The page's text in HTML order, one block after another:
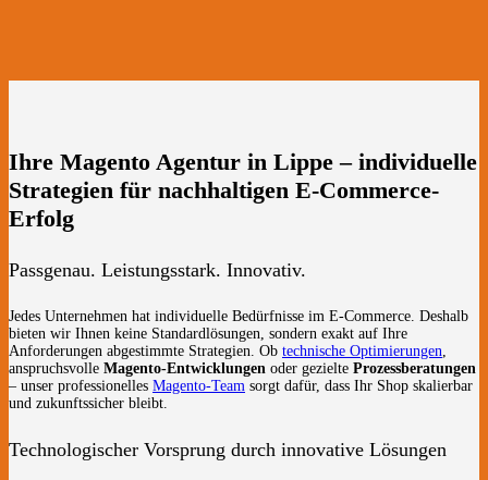
Ihre Magento Agentur in Lippe – individuelle
Strategien für nachhaltigen E-Commerce-
Erfolg
Passgenau. Leistungsstark. Innovativ.
Jedes Unternehmen hat individuelle Bedürfnisse im E-Commerce. Deshalb
bieten wir Ihnen keine Standardlösungen, sondern exakt auf Ihre
Anforderungen abgestimmte Strategien. Ob technische Optimierungen
anspruchsvolle Magento-Entwicklungen oder gezielte Prozessberatungen
– unser professionelles Magento-Team sorgt dafür, dass Ihr Shop skalierbar
und zukunftssicher bleibt.
Technologischer Vorsprung durch innovative Lösungen